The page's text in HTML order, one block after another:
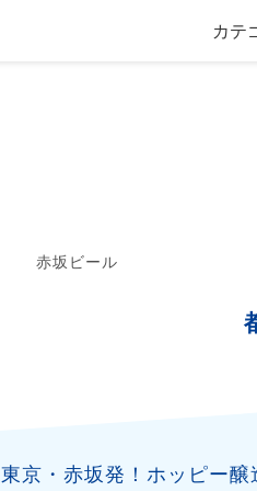
カテ
赤坂ビール
東京・赤坂発！ホッピー